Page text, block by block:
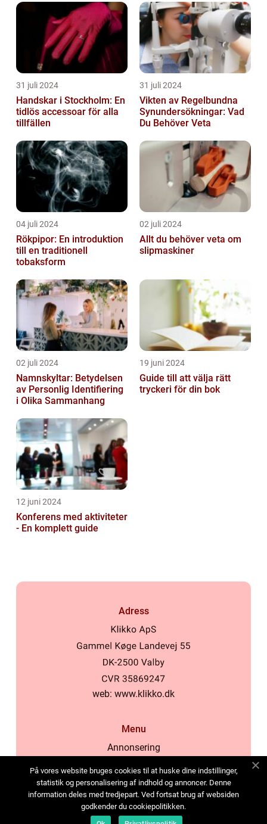
31 juli 2024
Handskar i Stockholm: En
tidlös accessoar för alla
tillfällen
31 juli 2024
Vikten av Regelbundna
Synundersökningar: Vad
Du Behöver Veta
04 juli 2024
Rökpipor: En introduktion
till en traditionell
tobaksform
02 juli 2024
Allt du behöver veta om
slipmaskiner
02 juli 2024
Namnskyltar: Betydelsen
av Personlig Identifiering
i Olika Sammanhang
19 juni 2024
Guide till att välja rätt
tryckeri för din bok
12 juni 2024
Konferens med aktiviteter
- En komplett guide
Adress
web: www.klikko.dk
Menu
Annonsering
Cookies
Kontakta oss
Sitemap
På vores website bruges cookies til at huske dine indstillinger,
statistik og personalisering af indhold og annoncer. Denne
information deles med tredjepart. Ved fortsat brug af websiden
godkender du cookiepolitikken.